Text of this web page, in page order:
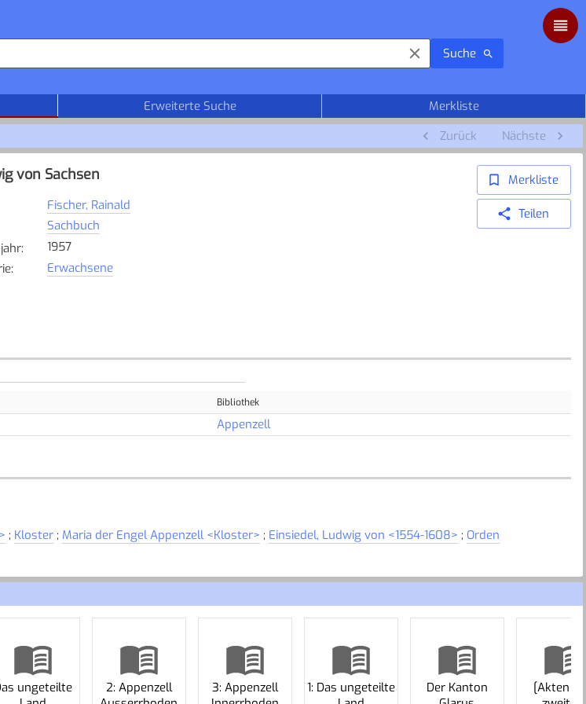
Suche
Erweiterte Suche
Merkliste
Zurück Nächste
von Sachsen
Fischer, Rainald
Sachbuch
:
1957
: Erwachsene
Merkliste
Teilen
Bibliothek
Appenzell
; Kloster; Maria der Engel Appenzell <Kloster> ; Einsiedel, Ludwig von <1554-1608> ; Orden
ungeteilte
2: Appenzell
3: Appenzell
1: Das ungeteilte
Der Kanton
[Akten